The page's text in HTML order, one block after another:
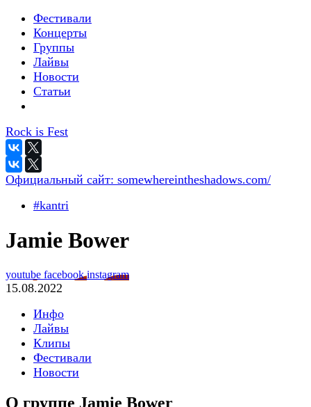
Фестивали
Концерты
Группы
Лайвы
Новости
Статьи
Rock is Fest
Официальный сайт: somewhereintheshadows.com/
#kantri
Jamie Bower
youtube facebookinstagram
15.08.2022
Инфо
Лайвы
Клипы
Фестивали
Новости
О группе Jamie Bower